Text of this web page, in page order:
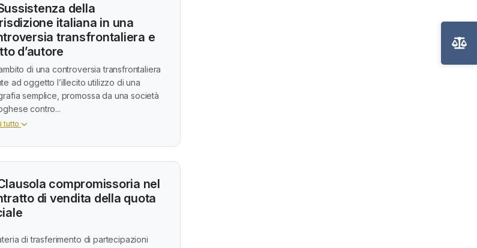
della
italiana in una
transfrontaliera e
d’autore
di una controversia transfrontaliera
ad oggetto l’illecito utilizzo di una
semplice, promossa da una società
contro...
tutto
compromissoria nel
di vendita della quota
di trasferimento di partecipazioni